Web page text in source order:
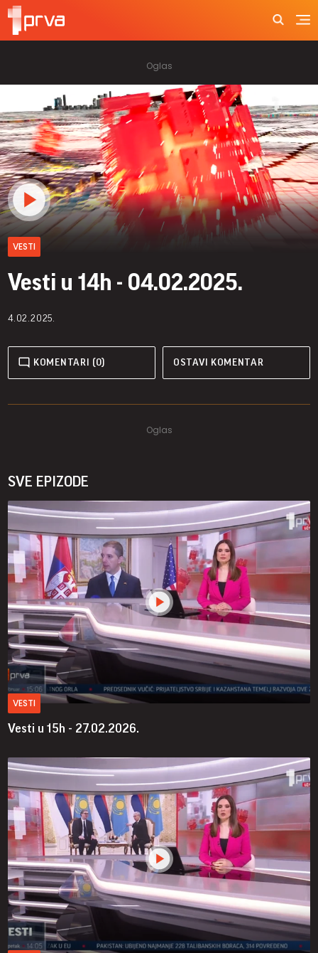
VESTI
Vesti u 14h - 04.02.2025.
4.02.2025.
KOMENTARI (0) OSTAVI KOMENTAR
SVE EPIZODE
VESTI
Vesti u 15h - 27.02.2026.